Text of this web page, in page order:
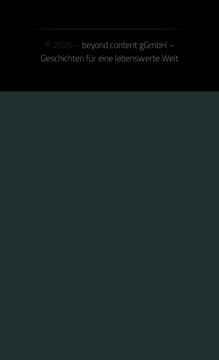
© 2026 – beyond content gGmbH –
Geschichten für eine lebenswerte Welt